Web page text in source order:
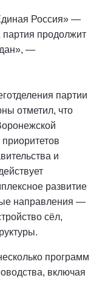
Россия» —
продолжит
—
партии
отметил, что
и
развитие
направления —
сёл,
программ
включая